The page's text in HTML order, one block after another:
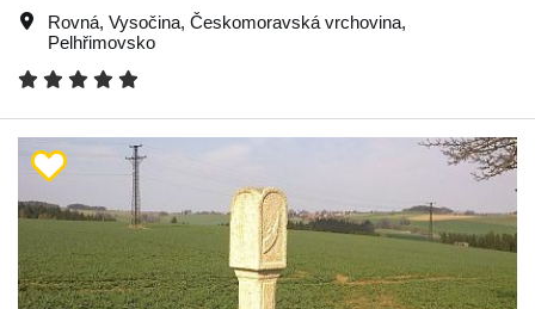
Rovná, Vysočina, Českomoravská vrchovina,
Pelhřimovsko